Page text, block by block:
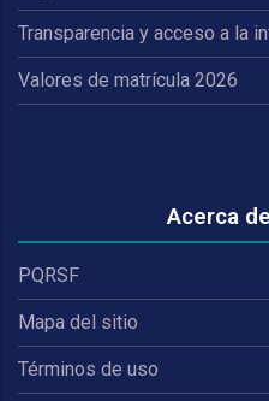
Transparencia y acceso a la
Valores de matrícula 2026
Acerca
PQRSF
Mapa del sitio
Términos de uso